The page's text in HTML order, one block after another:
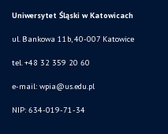
Uniwersytet Śląski w Katowicach
ul. Bankowa 11b, 40-007 Katowice
tel. +48 32 359 20 60
e-mail: wpia@us.edu.pl
NIP: 634-019-71-34